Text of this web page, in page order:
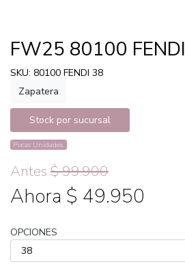
FW25 80100 FENDI
SKU: 80100 FENDI 38
Zapatera
Stock por sucursal
Pocas Unidades.
Antes $ 99.900
Ahora $ 49.950
OPCIONES